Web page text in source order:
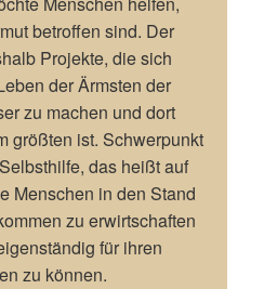
betroffen sind. Der
Projekte, die sich
der Ärmsten der
zu machen und dort
größten ist. Schwerpunkt
das heißt auf
Menschen in den Stand
zu erwirtschaften
für ihren
zu können.